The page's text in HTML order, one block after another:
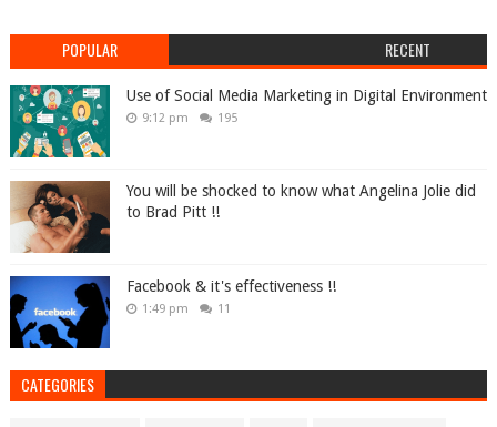
POPULAR RECENT
Use of Social Media Marketing in Digital Environment
9:12 pm 195
You will be shocked to know what Angelina Jolie did
to Brad Pitt !!
Facebook & it's effectiveness !!
1:49 pm 11
CATEGORIES